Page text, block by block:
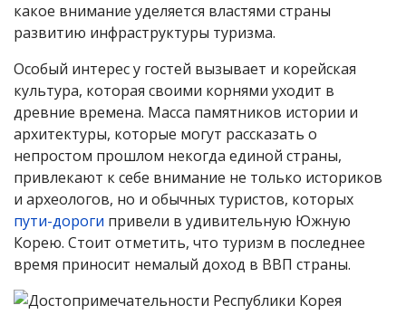
какое внимание уделяется властями страны
развитию инфраструктуры туризма.
Особый интерес у гостей вызывает и корейская
культура, которая своими корнями уходит в
древние времена. Масса памятников истории и
архитектуры, которые могут рассказать о
непростом прошлом некогда единой страны,
привлекают к себе внимание не только историков
и археологов, но и обычных туристов, которых
пути-дороги привели в удивительную Южную
Корею. Стоит отметить, что туризм в последнее
время приносит немалый доход в ВВП страны.